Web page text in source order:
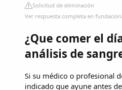
Solicitud de eliminación
Ver respuesta completa en
¿Que comer el
análisis de
Si su médico o profesional
indicado que ayune antes